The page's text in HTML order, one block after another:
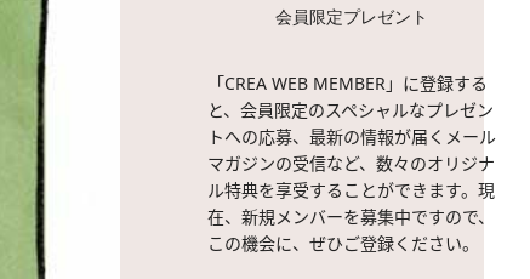
会員限定プレゼント
「CREA WEB MEMBER」に登録する
と、会員限定のスペシャルなプレゼン
トへの応募、最新の情報が届くメール
マガジンの受信など、数々のオリジナ
ル特典を享受することができます。現
在、新規メンバーを募集中ですので、
この機会に、ぜひご登録ください。